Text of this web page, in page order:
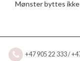
Mønster byttes
+47 905 22 333 /